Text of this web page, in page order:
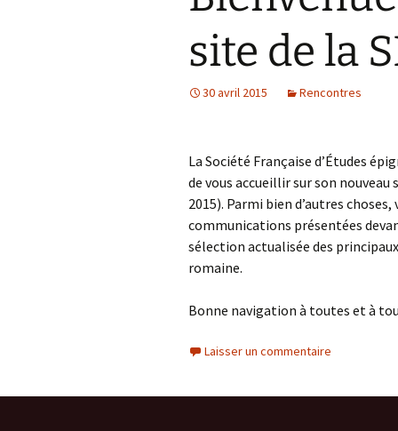
site de la
30 avril 2015 Rencontres
La Société Française d’Études
de vous accueillir sur son nouveau
2015). Parmi bien d’autres
communications présentées
sélection actualisée des principaux
romaine.
Bonne navigation à toutes et à
Laisser un commentaire